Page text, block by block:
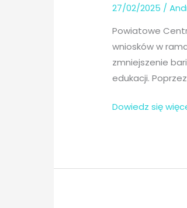
27/02/2025 /
Powiatowe
wniosków w
zmniejszenie
edukacji.
,,Aktywny
roku
Dowiedz się